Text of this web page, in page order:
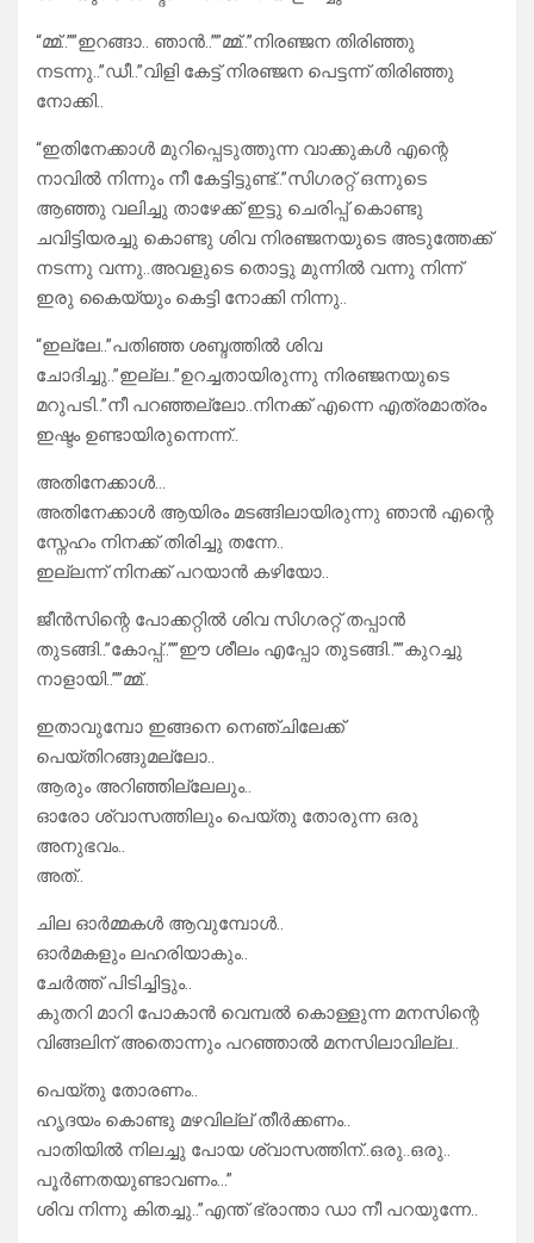
“മ്മ്..””ഇറങ്ങാ.. ഞാൻ..””മ്മ്..”നിരഞ്ജന തിരിഞ്ഞു
നടന്നു..”ഡീ..”വിളി കേട്ട് നിരഞ്ജന പെട്ടന്ന് തിരിഞ്ഞു
നോക്കി..
“ഇതിനേക്കാൾ മുറിപ്പെടുത്തുന്ന വാക്കുകൾ എന്റെ
നാവിൽ നിന്നും നീ കേട്ടിട്ടുണ്ട്..”സിഗരറ്റ് ഒന്നുടെ
ആഞ്ഞു വലിച്ചു താഴേക്ക് ഇട്ടു ചെരിപ്പ് കൊണ്ടു
ചവിട്ടിയരച്ചു കൊണ്ടു ശിവ നിരഞ്ജനയുടെ അടുത്തേക്ക്
നടന്നു വന്നു..അവളുടെ തൊട്ടു മുന്നിൽ വന്നു നിന്ന്
ഇരു കൈയ്യും കെട്ടി നോക്കി നിന്നു..
“ഇല്ലേ..”പതിഞ്ഞ ശബ്ദത്തിൽ ശിവ
ചോദിച്ചു..”ഇല്ല..”ഉറച്ചതായിരുന്നു നിരഞ്ജനയുടെ
മറുപടി..”നീ പറഞ്ഞല്ലോ..നിനക്ക് എന്നെ എത്രമാത്രം
ഇഷ്ടം ഉണ്ടായിരുന്നെന്ന്..
അതിനേക്കാൾ…
അതിനേക്കാൾ ആയിരം മടങ്ങിലായിരുന്നു ഞാൻ എന്റെ
സ്നേഹം നിനക്ക് തിരിച്ചു തന്നേ..
ഇല്ലന്ന് നിനക്ക് പറയാൻ കഴിയോ..
ജീൻസിന്റെ പോക്കറ്റിൽ ശിവ സിഗരറ്റ് തപ്പാൻ
തുടങ്ങി..”കോപ്പ്..””ഈ ശീലം എപ്പോ തുടങ്ങി..””കുറച്ചു
നാളായി..””മ്മ്..
ഇതാവുമ്പോ ഇങ്ങനെ നെഞ്ചിലേക്ക്
പെയ്തിറങ്ങുമല്ലോ..
ആരും അറിഞ്ഞില്ലേലും..
ഓരോ ശ്വാസത്തിലും പെയ്തു തോരുന്ന ഒരു
അനുഭവം..
അത്..
ചില ഓർമ്മകൾ ആവുമ്പോൾ..
ഓർമകളും ലഹരിയാകും..
ചേർത്ത് പിടിച്ചിട്ടും..
കുതറി മാറി പോകാൻ വെമ്പൽ കൊള്ളുന്ന മനസിന്റെ
വിങ്ങലിന് അതൊന്നും പറഞ്ഞാൽ മനസിലാവില്ല..
പെയ്തു തോരണം..
ഹൃദയം കൊണ്ടു മഴവില്ല് തീർക്കണം..
പാതിയിൽ നിലച്ചു പോയ ശ്വാസത്തിന്..ഒരു..ഒരു..
പൂർണതയുണ്ടാവണം…”
ശിവ നിന്നു കിതച്ചു..”എന്ത് ഭ്രാന്താ ഡാ നീ പറയുന്നേ..